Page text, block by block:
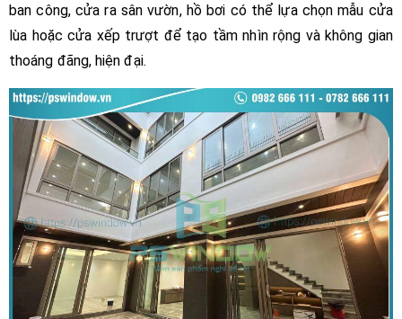
ban công, cửa ra sân vườn, hồ bơi có thể lựa chọn mẫu cửa
lùa hoặc cửa xếp trượt để tạo tầm nhìn rộng và không gian
thoáng đãng, hiện đại.